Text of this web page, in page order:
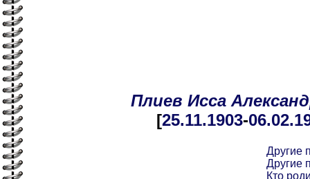
Плиев Исса
[25.11.1903-06.02
Другие
Другие
Кто